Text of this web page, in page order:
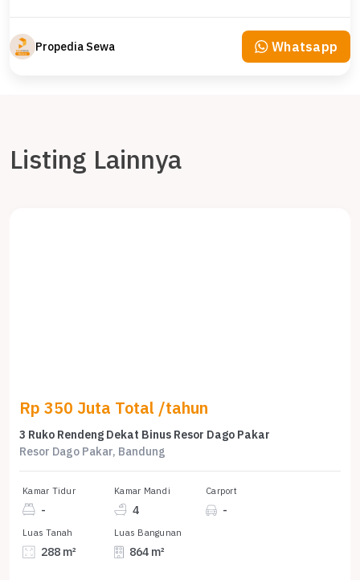
Propedia Sewa Whatsapp
Listing Lainnya
Rp 350 Juta Total /tahun
3 Ruko Rendeng Dekat Binus Resor Dago Pakar
Resor Dago Pakar, Bandung
Kamar Tidur
-
Kamar Mandi
4
Carport
-
Luas Tanah
288 m²
Luas Bangunan
864 m²